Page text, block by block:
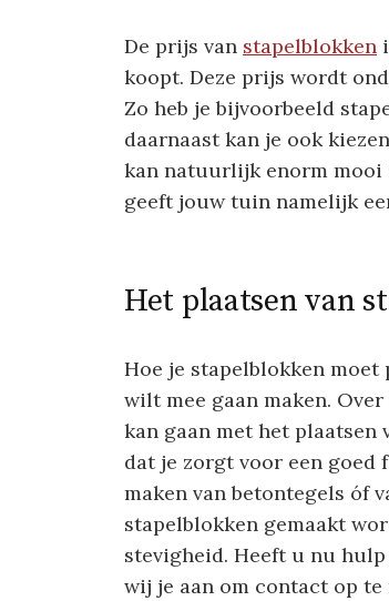
De prijs van stapelblokken
koopt. Deze prijs wordt
Zo heb je bijvoorbeeld
daarnaast kan je ook
kan natuurlijk enorm
geeft jouw tuin namelijk
Het plaatsen van
Hoe je stapelblokken
wilt mee gaan maken.
kan gaan met het
dat je zorgt voor een goed
maken van betontegels óf
stapelblokken gemaakt
stevigheid. Heeft u nu
wij je aan om contact op